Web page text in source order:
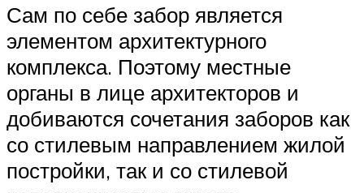
Сам по себе забор является
элементом архитектурного
комплекса. Поэтому местные
органы в лице архитекторов и
добиваются сочетания заборов как
со стилевым направлением жилой
постройки, так и со стилевой